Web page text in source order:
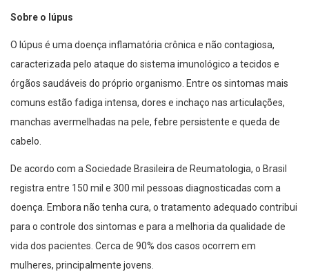
Sobre o lúpus
O lúpus é uma doença inflamatória crônica e não contagiosa,
caracterizada pelo ataque do sistema imunológico a tecidos e
órgãos saudáveis do próprio organismo. Entre os sintomas mais
comuns estão fadiga intensa, dores e inchaço nas articulações,
manchas avermelhadas na pele, febre persistente e queda de
cabelo.
De acordo com a Sociedade Brasileira de Reumatologia, o Brasil
registra entre 150 mil e 300 mil pessoas diagnosticadas com a
doença. Embora não tenha cura, o tratamento adequado contribui
para o controle dos sintomas e para a melhoria da qualidade de
vida dos pacientes. Cerca de 90% dos casos ocorrem em
mulheres, principalmente jovens.